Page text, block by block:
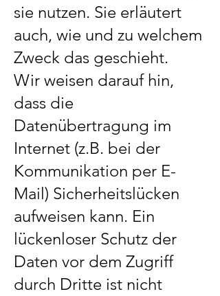
sie nutzen. Sie erläutert
auch, wie und zu welchem
Zweck das geschieht.
Wir weisen darauf hin,
dass die
Datenübertragung im
Internet (z.B. bei der
Kommunikation per E-
Mail) Sicherheitslücken
aufweisen kann. Ein
lückenloser Schutz der
Daten vor dem Zugriff
durch Dritte ist nicht